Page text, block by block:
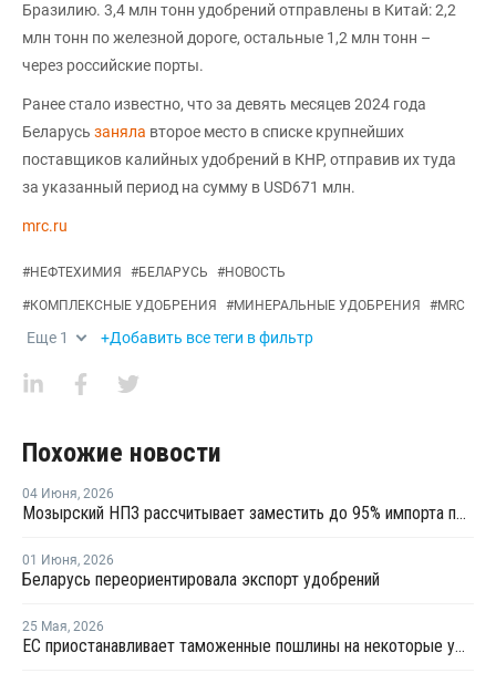
Бразилию. 3,4 млн тонн удобрений отправлены в Китай: 2,2
млн тонн по железной дороге, остальные 1,2 млн тонн –
через российские порты.
Ранее стало известно, что за девять месяцев 2024 года
Беларусь заняла второе место в списке крупнейших
поставщиков калийных удобрений в КНР, отправив их туда
за указанный период на сумму в USD671 млн.
mrc.ru
#НЕФТЕХИМИЯ #БЕЛАРУСЬ #НОВОСТЬ
#КОМПЛЕКСНЫЕ УДОБРЕНИЯ #МИНЕРАЛЬНЫЕ УДОБРЕНИЯ #MRC
Еще 1 +Добавить все теги в фильтр
Похожие новости
04 Июня, 2026
Мозырский НПЗ рассчитывает заместить до 95% импорта полипропилена в Беларуси
01 Июня, 2026
Беларусь переориентировала экспорт удобрений
25 Мая, 2026
ЕС приостанавливает таможенные пошлины на некоторые удобрения, но не из РФ